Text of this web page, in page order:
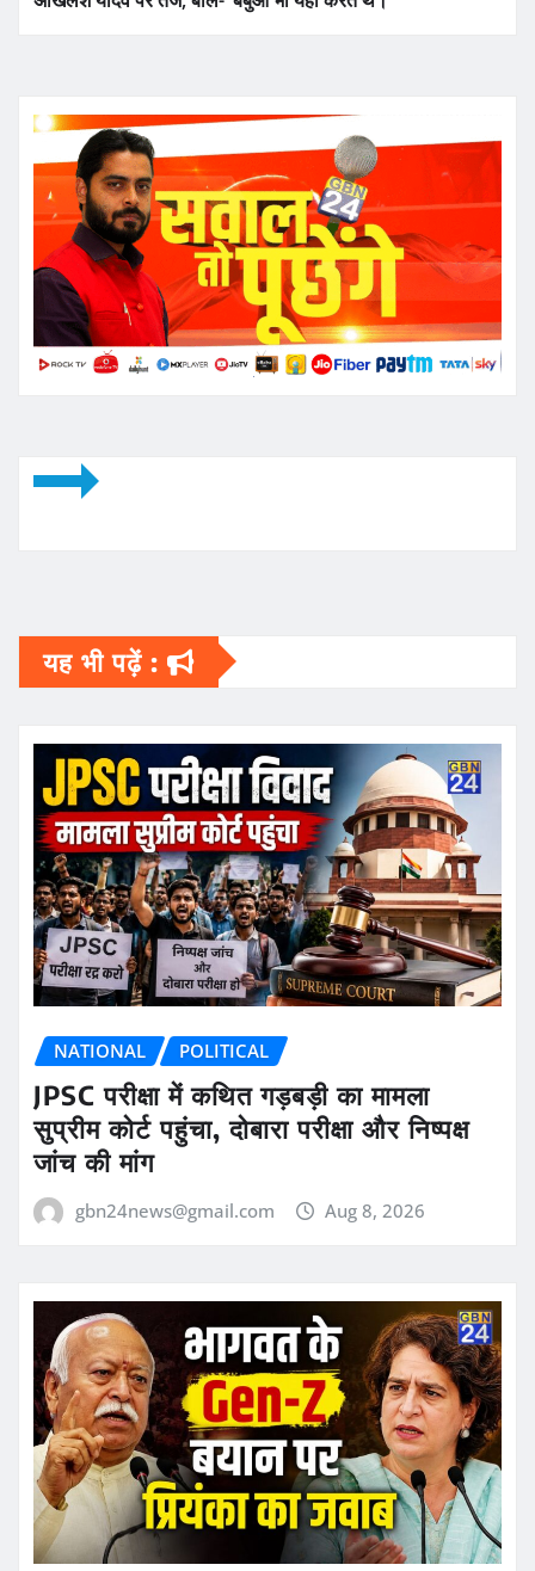
यह भी पढ़ें :
NATIONAL POLITICAL
JPSC परीक्षा में कथित गड़बड़ी का मामला
सुप्रीम कोर्ट पहुंचा, दोबारा परीक्षा और निष्पक्ष
जांच की मांग
gbn24news@gmail.com Aug 8, 2026